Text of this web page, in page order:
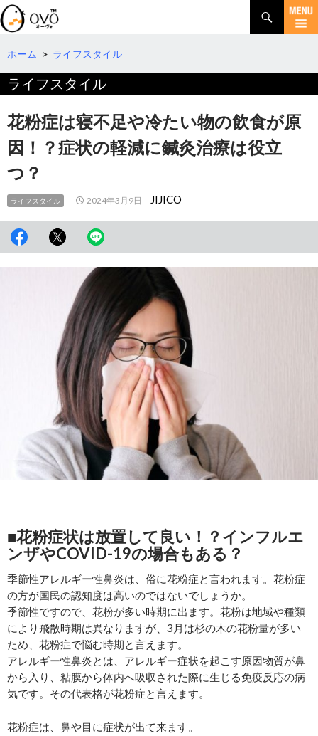
検
索
コ
テ
ツ
へ
移
動
ホーム > ライフスタイル
ライフスタイル
花粉症は寝不足や冷たい物の飲食が原
因！？症状の軽減に鍼灸治療は役立
つ？
ライフスタイル 2024年3月9日 JIJICO
■花粉症状は放置して良い！？インフルエ
ンザやCOVID-19の場合もある？
季節性アレルギー性鼻炎は、俗に花粉症と言われます。花粉症
の方が国民の認知度は高いのではないでしょうか。
季節性ですので、花粉が多い時期に出ます。花粉は地域や種類
により飛散時期は異なりますが、3月は杉の木の花粉量が多い
ため、花粉症で悩む時期と言えます。
アレルギー性鼻炎とは、アレルギー症状を起こす原因物質が鼻
から入り、粘膜から体内へ吸収された際に生じる免疫反応の病
気です。その代表格が花粉症と言えます。
花粉症は、鼻や目に症状が出て来ます。